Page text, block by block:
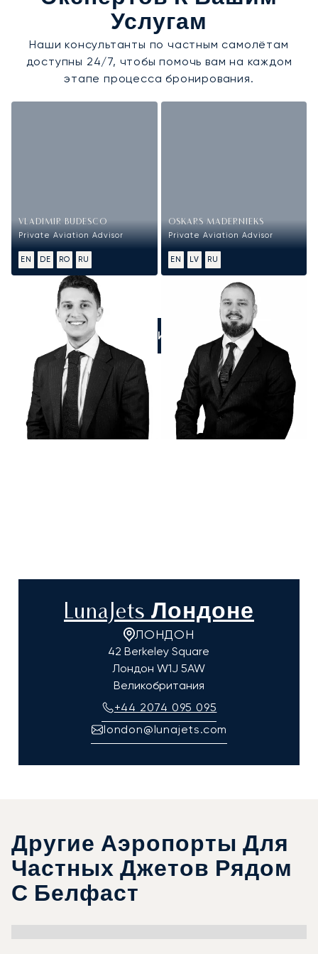
Услугам
Наши консультанты по частным самолётам
доступны 24/7, чтобы помочь вам на каждом
этапе процесса бронирования.
VLADIMIR BUDESCO
Private Aviation Advisor
EN DE RO RU
OSKARS MADERNIEKS
Private Aviation Advisor
EN LV RU
ПОЗВОНИТЕ НАМ
LunaJets Лондоне
ЛОНДОН
42 Berkeley Square
Лондон W1J 5AW
Великобритания
+44 2074 095 095
london@lunajets.com
Другие Аэропорты Для
Частных Джетов Рядом
С Белфаст